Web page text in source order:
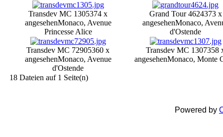
Transdev MC 1305374 x
angesehenMonaco, Avenue
Princesse Alice
Grand Tour 4624373 x
angesehenMonaco,
d'Ostende
Transdev MC 72905360 x
angesehenMonaco, Avenue
d'Ostende
Transdev MC 1307358
angesehenMonaco, Monte
18 Dateien auf 1 Seite(n)
Powered by